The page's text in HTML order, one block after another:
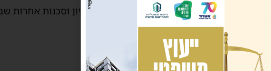
החשוב יד לאחים שעושה עבודת קודש נגד המסיון וסכנות אחרות